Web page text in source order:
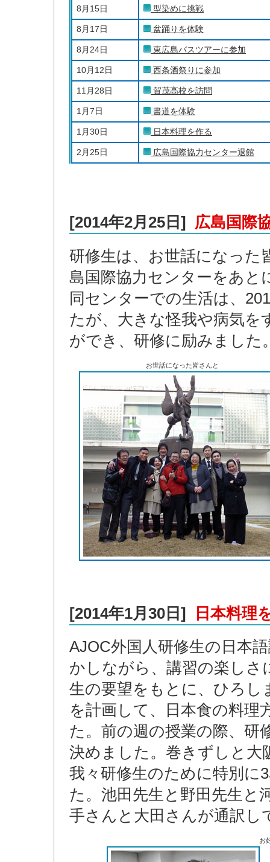
8月15日 型染めに挑戦
8月17日 盆踊りを体験
8月24日 東広島バスツアーに参加
10月12日 西条酒祭りに参加
11月28日 賀茂高校を訪問
1月7日 書道を体験
1月30日 日本料理を作る
2月25日 広島国際協力センター退館
[2014年2月25日] 広島国際
研修生は、お世話になった
島国際協力センターをあと
同センターでの生活は、
たが、大きな怪我や病気
ができ、研修に励みました
お世話になった皆さんと
[2014年1月30日] 日本料理
AJOC外国人研修生の日本
かしながら、講習の楽しさ
生の要望をもとに、ひろし
を計画して、日本食の料理
た。前の週の授業の際、研
決めました。巻きずしと大
我々研修生のために特別に
た。池田先生と野田先生と
手さんと大田さんが通訳し
お